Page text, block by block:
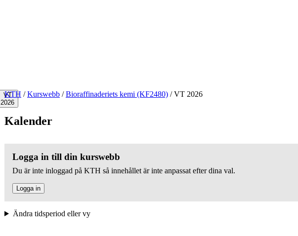
VT
2026
KTH / Kurswebb / Bioraffinaderiets kemi (KF2480) /VT 2026
Kalender
Logga in till din kurswebb
Du är inte inloggad på KTH så innehållet är inte anpassat efter dina val.
Logga in
Ändra tidsperiod eller vy